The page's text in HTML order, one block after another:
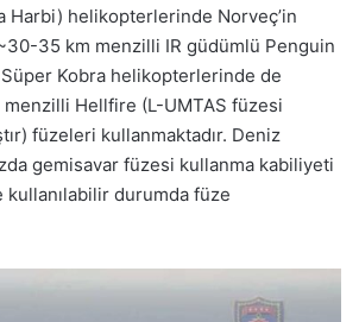
Harbi) helikopterlerinde Norveç’in
35 km menzilli IR güdümlü Penguin
Kobra helikopterlerinde de
menzilli Hellfire (L-UMTAS füzesi
füzeleri kullanmaktadır. Deniz
gemisavar füzesi kullanma kabiliyeti
durumda füze